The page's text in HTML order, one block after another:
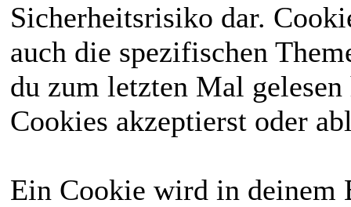
Sicherheitsrisiko dar.
auch die spezifischen
du zum letzten Mal
Cookies akzeptierst oder
Ein Cookie wird in deinem